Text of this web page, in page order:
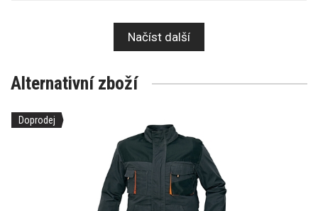
Načíst další
Alternativní zboží
Doprodej